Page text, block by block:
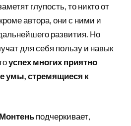
глупость, то никто от
автора, они с ними и
развития. Но
для себя пользу и навык
успех многих приятно
умы, стремящиеся к
Монтеньподчеркивает,